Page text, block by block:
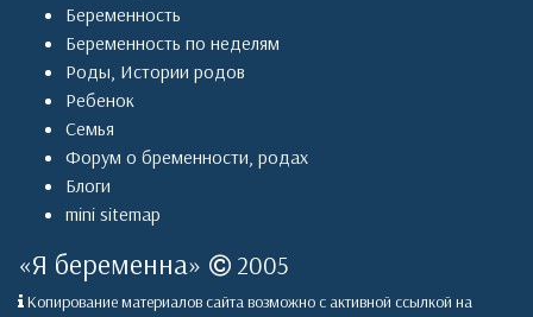
Беременность
Беременность по неделям
Роды Истории родов
Ребенок
Семья
Форум о бременности, родах
Блоги
mini sitemap
«Я беременна» 2005
Копирование материалов сайта возможно с активной ссылкой на